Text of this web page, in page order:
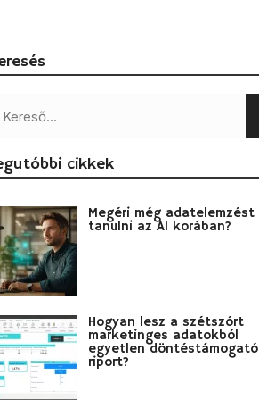
cikkek
Megéri még adatelemzést
tanulni az AI korában?
Hogyan lesz a szétszórt
marketinges adatokból
egyetlen döntéstámogató
riport?